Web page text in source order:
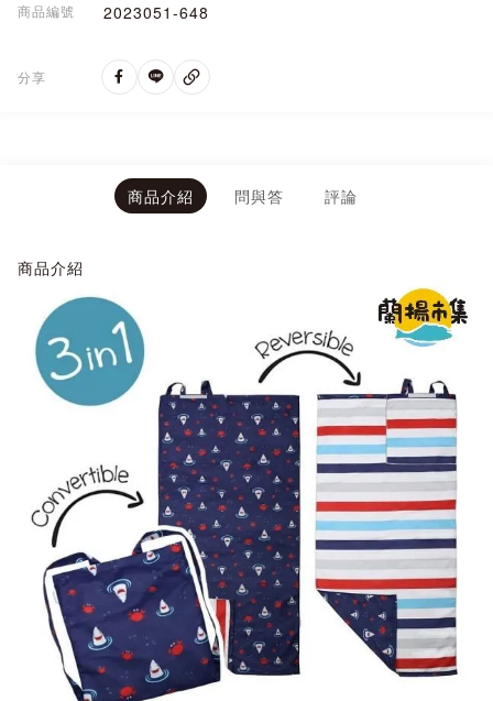
商品編號 2023051-648
分享
商品介紹 問與答 評論
商品介紹